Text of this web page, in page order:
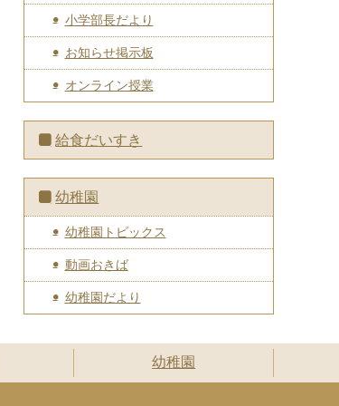
小学部長だより
お知らせ掲示板
オンライン授業
給食だいすき
幼稚園
幼稚園トピックス
動画おきば
幼稚園だより
幼稚園